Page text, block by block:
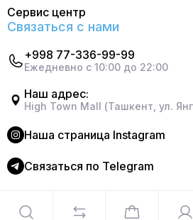
Сервис центр
Связаться с нами
+998 77-336-99-99
Ежедневно с 10:00 до 22:00
Наш адрес:
High Town Mall (Ташкент, ул.
Наша страница Instagram
Cвязаться по Telegram
©2024 Официальный интернет